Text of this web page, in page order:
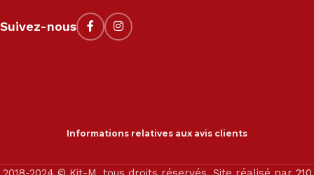
Suivez-nous
Informations relatives aux avis clients